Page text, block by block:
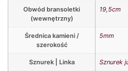
Obwód bransoletki
(wewnętrzny)
19,5cm
Średnica kamieni /
szerokość
5mm
Sznurek | Linka Sznurek